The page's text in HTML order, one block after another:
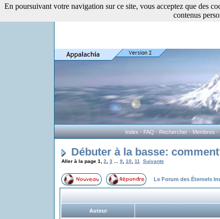
Index-FAQ-Rechercher-Membres-
Débuter à la basse:
Aller à la page 1 2 3 9 10 11 Suivante
Le Forum des Éternels
Auteur
En poursuivant votre navigation sur ce site, vous acceptez que des
contenus